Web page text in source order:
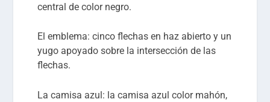
central de color negro.
El emblema: cinco flechas en haz abierto y un
yugo apoyado sobre la intersección de las
flechas.
La camisa azul: la camisa azul color mahón,